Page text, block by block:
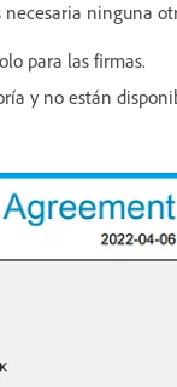
ninguna
para las firmas.
y no están